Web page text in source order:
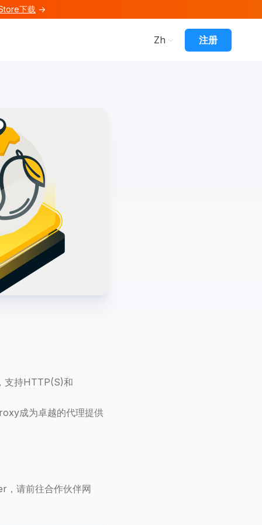
下载 →
Zh 注册
支持HTTP(S)和
成为卓越的代理提供
，请前往合作伙伴网